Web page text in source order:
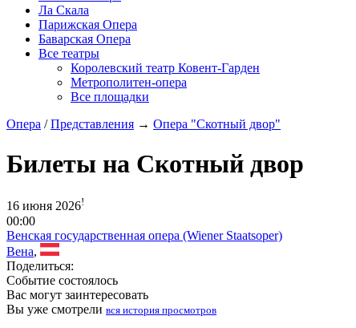
Ла Скала
Парижская Опера
Баварская Опера
Все театры
Королевский театр Ковент-Гарден
Метрополитен-опера
Все площадки
Опера /Представления → Опера "Скотный двор"
Билеты на Скотный двор
16 июня 2026!
00:00
Венская государственная опера (Wiener Staatsoper)
Вена,
Поделиться:
Событие состоялось
Вас могут заинтересовать
Вы уже смотрели вся история просмотров